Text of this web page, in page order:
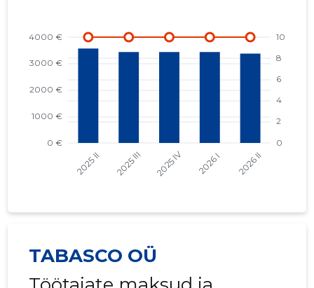
TABASCO OÜ